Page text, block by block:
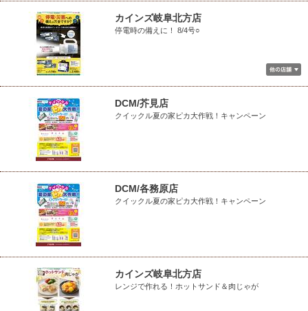
カインズ岐阜北方店
停電時の備えに！ 8/4号○
DCM/芥見店
クイックル夏の家ピカ大作戦！キャンペーン
DCM/各務原店
クイックル夏の家ピカ大作戦！キャンペーン
カインズ岐阜北方店
レンジで作れる！ホットサンド＆肉じゃが